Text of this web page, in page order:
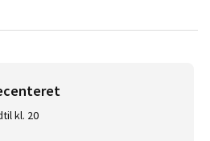
kl. 20